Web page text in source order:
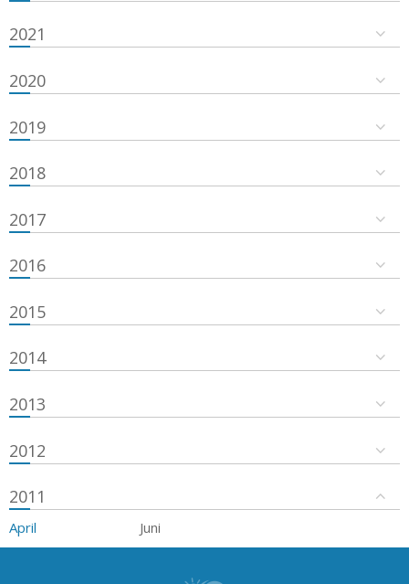
2021
2020
2019
2018
2017
2016
2015
2014
2013
2012
2011
April Juni